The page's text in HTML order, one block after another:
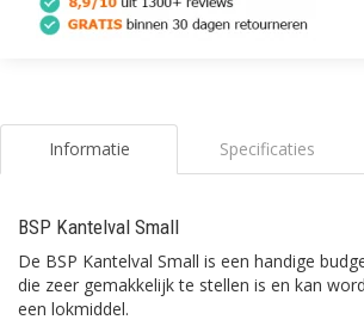
Informatie Specificaties
BSP Kantelval Small
De BSP Kantelval Small is een handige
die zeer gemakkelijk te stellen is en kan
een lokmiddel.